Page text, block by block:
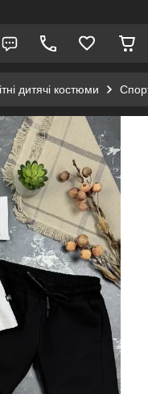
дитячі костюми